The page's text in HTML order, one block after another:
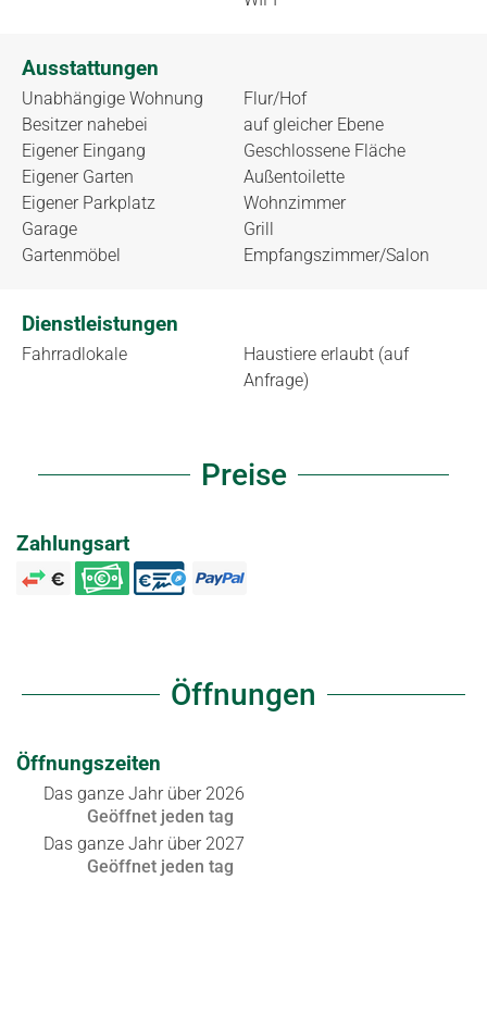
Ausstattungen
Unabhängige Wohnung
Besitzer nahebei
Eigener Eingang
Eigener Garten
Eigener Parkplatz
Garage
Gartenmöbel
Flur/Hof
auf gleicher Ebene
Geschlossene Fläche
Außentoilette
Wohnzimmer
Grill
Empfangszimmer/Salon
Dienstleistungen
Fahrradlokale
Haustiere erlaubt (auf
Anfrage)
Preise
Zahlungsart
Öffnungen
Öffnungszeiten
Das ganze Jahr über 2026
Geöffnet jeden tag
Das ganze Jahr über 2027
Geöffnet jeden tag